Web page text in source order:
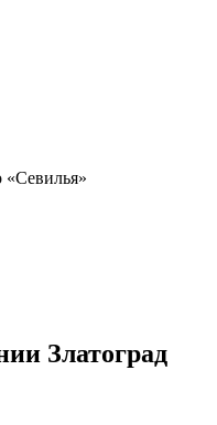
«Севилья»
Златоград